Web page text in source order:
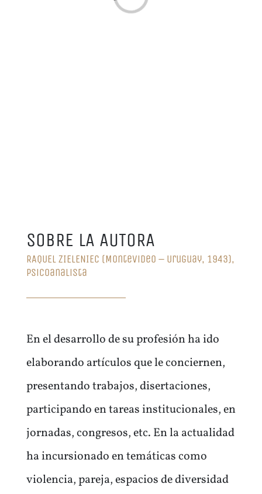
SOBRE LA AUTORA
RAQUEL ZIELENIEC (Montevideo – Uruguay, 1943),
psicoanalista
En el desarrollo de su profesión ha ido
elaborando artículos que le conciernen,
presentando trabajos, disertaciones,
participando en tareas institucionales, en
jornadas, congresos, etc. En la actualidad
ha incursionado en temáticas como
violencia, pareja, espacios de diversidad